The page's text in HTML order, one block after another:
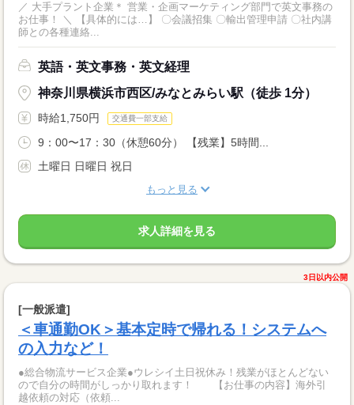
／ 大手プラント企業＊ 営業・企画マーケティング部門で英文事務の
お仕事！ ＼ 【具体的には…】 〇会議招集 〇輸出管理申請 〇社内講
師との各種連絡...
英語・英文事務・英文経理
神奈川県横浜市西区/みなとみらい駅（徒歩 1分）
時給1,750円 交通費一部支給
9：00〜17：30（休憩60分） 【残業】5時間...
土曜日 日曜日 祝日
もっと見る
求人詳細を見る
3日以内公開
[一般派遣]
＜車通勤OK＞基本定時で帰れる！システムへ
の入力など！
●総合物流サービス企業●ウレシイ土日祝休み！残業がほとんどない
ので自分の時間がしっかり取れます！ 【お仕事の内容】海外引
越依頼の対応（依頼...